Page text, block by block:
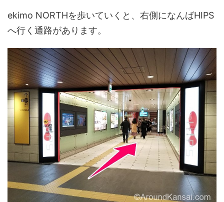
ekimo NORTHを歩いていくと、右側になんばHIPS
へ行く通路があります。